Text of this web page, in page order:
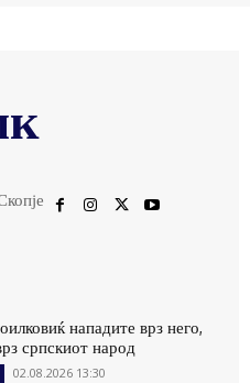
нападите врз него,
српскиот народ
02.08.2026 13:30